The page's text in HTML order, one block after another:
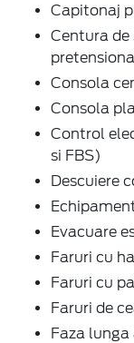
Capitonaj
Centura
Consola
Consola
Control
si FBS)
Descuiere
Evacuare
Faruri cu
Faruri cu
Faruri de
Faza